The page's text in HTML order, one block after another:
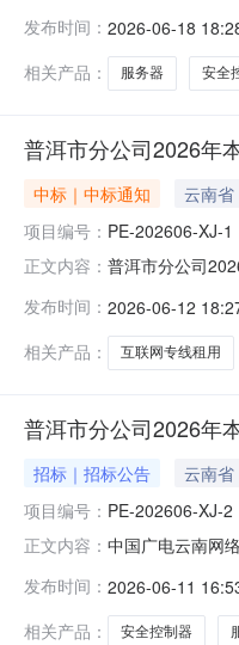
额：6.26万元标
发布时间： 2026-06-18
相关产品：
服务器 安全
普洱市分公司2026年
中标｜中标通知 云南省
项目编号： PE-202606-XJ-1
正文内容： 普洱市分公司
月12日
发布时间： 2026-06-12
相关产品：
互联网专线租用
普洱市分公司2026年
招标｜招标公告 云南省
项目编号： PE-202606-XJ-2
正文内容： 中国广电云南网
采购方式：询价
发布时间： 2026-06-11
相关产品：
安全控制器